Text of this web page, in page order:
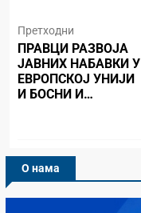
Претходни
ПРАВЦИ РАЗВОЈА
ЈАВНИХ НАБАВКИ У
ЕВРОПСКОЈ УНИЈИ
И БОСНИ И…
О нама